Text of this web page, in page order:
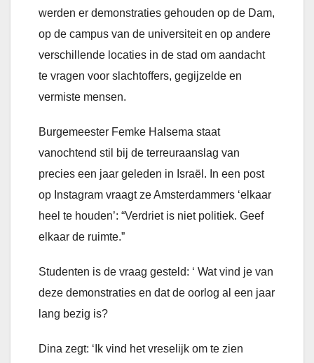
werden er demonstraties gehouden op de Dam,
op de campus van de universiteit en op andere
verschillende locaties in de stad om aandacht
te vragen voor slachtoffers, gegijzelde en
vermiste mensen.
Burgemeester Femke Halsema staat
vanochtend stil bij de terreuraanslag van
precies een jaar geleden in Israël. In een post
op Instagram vraagt ze Amsterdammers ‘elkaar
heel te houden’: “Verdriet is niet politiek. Geef
elkaar de ruimte.”
Studenten is de vraag gesteld: ‘ Wat vind je van
deze demonstraties en dat de oorlog al een jaar
lang bezig is?
Dina zegt: ‘Ik vind het vreselijk om te zien